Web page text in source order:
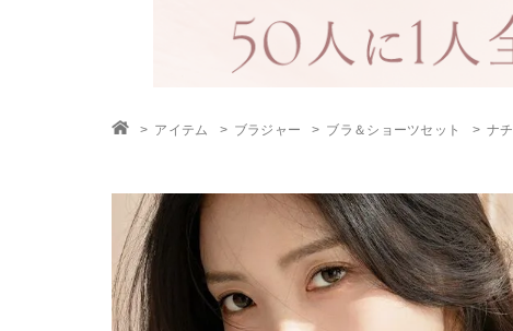
アイテム ブラジャー ブラ＆ショーツセット ナ